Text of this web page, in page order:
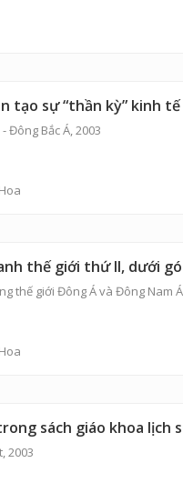
tạo sự “thần kỳ” kinh
Đông Bắc Á, 2003
thế giới thứ II, dưới
thế giới Đông Á và Đông
sách giáo khoa lịch
2003